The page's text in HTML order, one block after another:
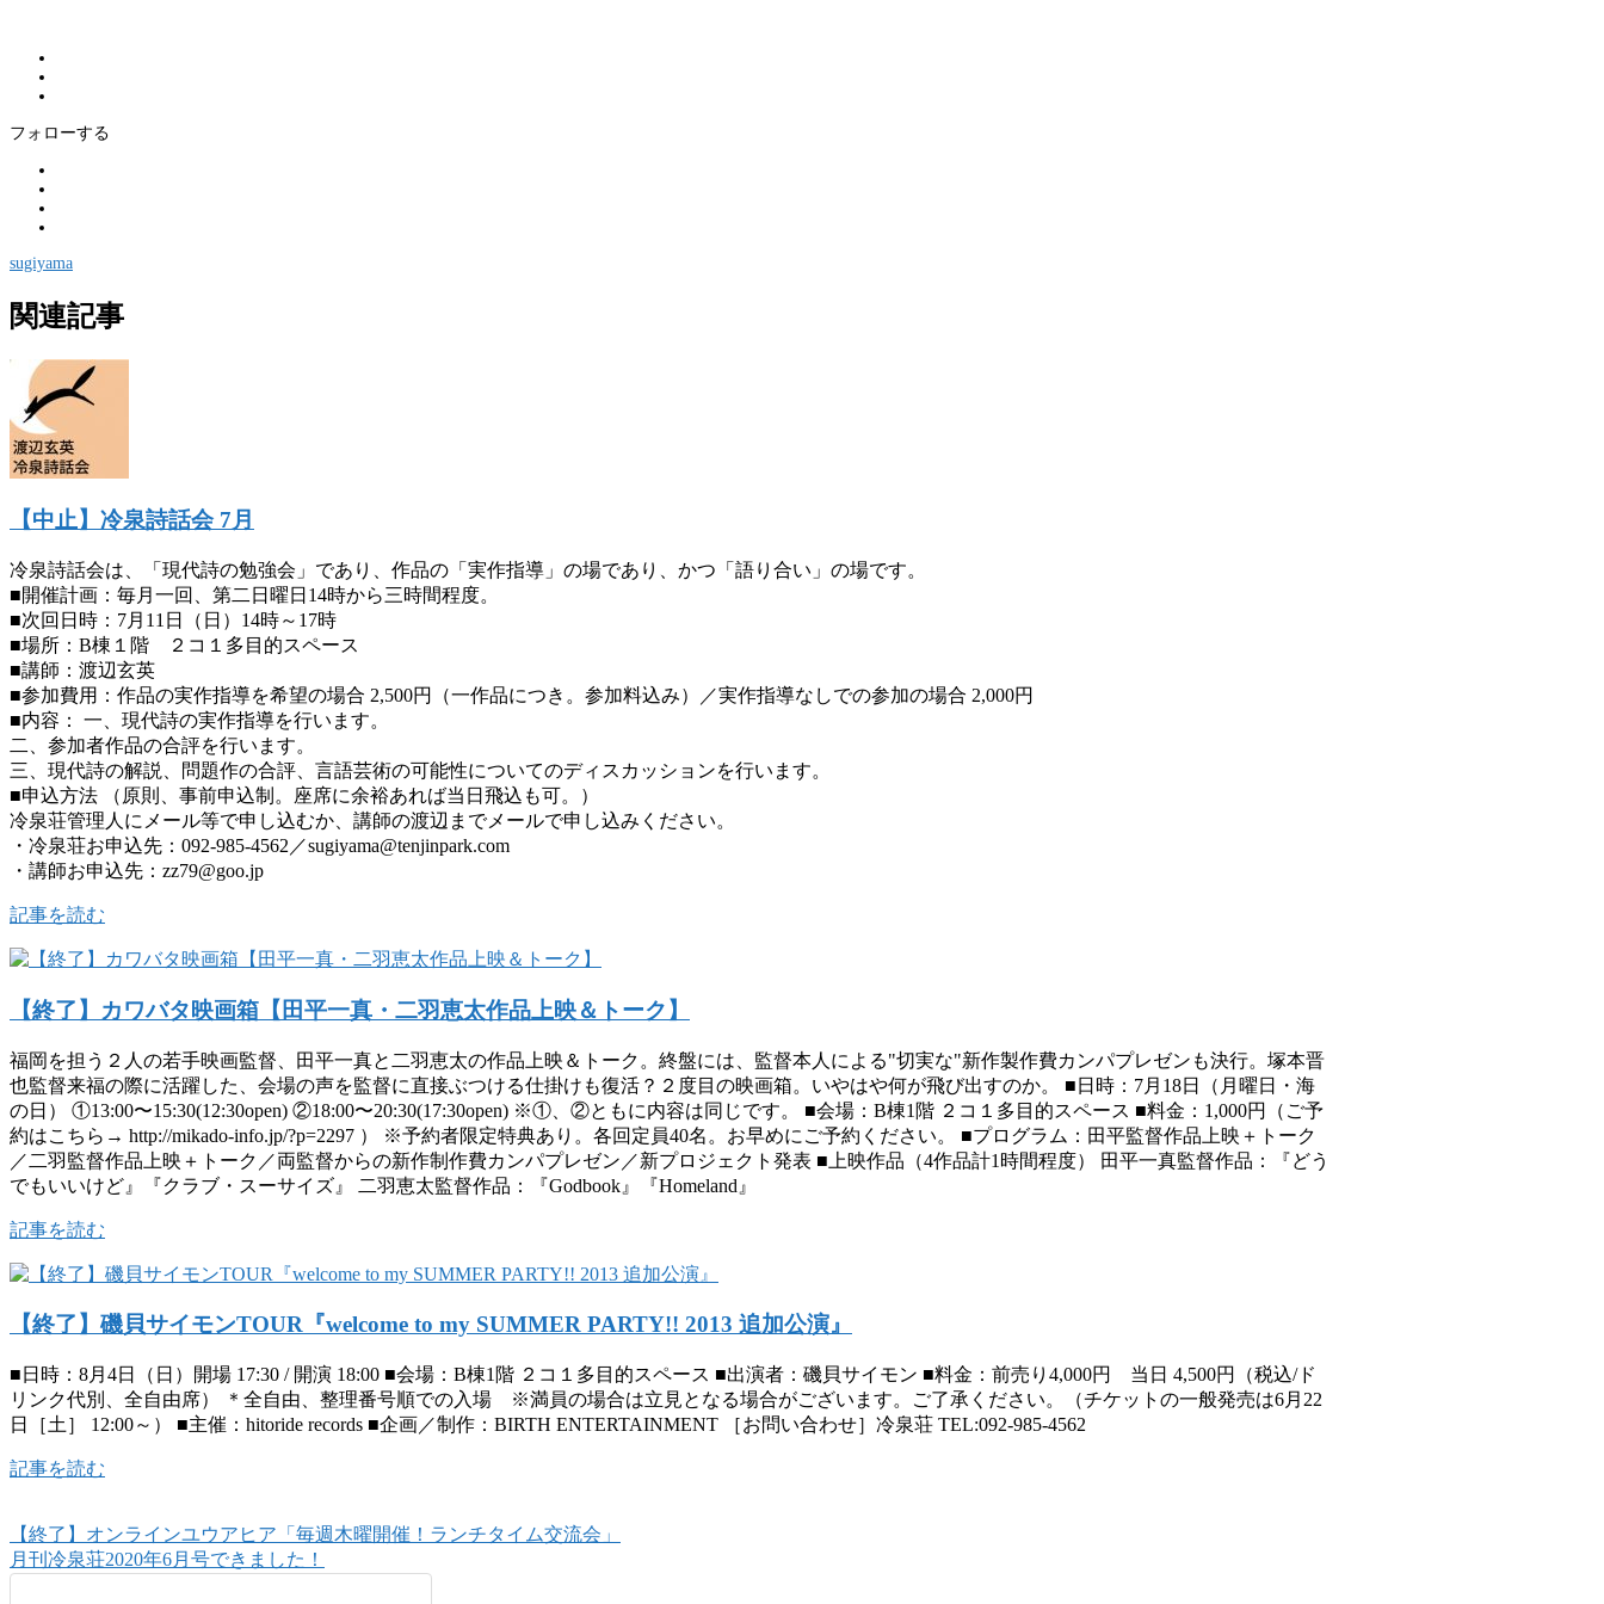
フォローする
sugiyama
関連記事
【中止】冷泉詩話会 7月
冷泉詩話会は、「現代詩の勉強会」であり、作品の「実作指導」の場であり、かつ「語り合い」の場です。
■開催計画：毎月一回、第二日曜日14時から三時間程度。
■次回日時：7月11日（日）14時～17時
■場所：B棟１階 ２コ１多目的スペース
■講師：渡辺玄英
■参加費用：作品の実作指導を希望の場合 2,500円（一作品につき。参加料込み）／実作指導なしでの参加の場合 2,000円
■内容： 一、現代詩の実作指導を行います。
二、参加者作品の合評を行います。
三、現代詩の解説、問題作の合評、言語芸術の可能性についてのディスカッションを行います。
■申込方法 （原則、事前申込制。座席に余裕あれば当日飛込も可。）
冷泉荘管理人にメール等で申し込むか、講師の渡辺までメールで申し込みください。
・冷泉荘お申込先：092-985-4562／sugiyama@tenjinpark.com
・講師お申込先：zz79@goo.jp
記事を読む
【終了】カワバタ映画箱【田平一真・二羽恵太作品上映＆トーク】
福岡を担う２人の若手映画監督、田平一真と二羽恵太の作品上映＆トーク。終盤には、監督本人による"切実な"新作製作費カンパプレゼンも決行。塚本晋
也監督来福の際に活躍した、会場の声を監督に直接ぶつける仕掛けも復活？２度目の映画箱。いやはや何が飛び出すのか。 ■日時：7月18日（月曜日・海
の日） ①13:00〜15:30(12:30open) ②18:00〜20:30(17:30open) ※①、②ともに内容は同じです。 ■会場：B棟1階 ２コ１多目的スペース ■料金：1,000円（ご予
約はこちら→ http://mikado-info.jp/?p=2297 ） ※予約者限定特典あり。各回定員40名。お早めにご予約ください。 ■プログラム：田平監督作品上映＋トーク
／二羽監督作品上映＋トーク／両監督からの新作制作費カンパプレゼン／新プロジェクト発表 ■上映作品（4作品計1時間程度） 田平一真監督作品：『どう
でもいいけど』『クラブ・スーサイズ』 二羽恵太監督作品：『Godbook』『Homeland』
記事を読む
【終了】磯貝サイモンTOUR『welcome to my SUMMER PARTY!! 2013 追加公演』
■日時：8月4日（日）開場 17:30 / 開演 18:00 ■会場：B棟1階 ２コ１多目的スペース ■出演者：磯貝サイモン ■料金：前売り4,000円 当日 4,500円（税込/ド
リンク代別、全自由席） ＊全自由、整理番号順での入場 ※満員の場合は立見となる場合がございます。ご了承ください。（チケットの一般発売は6月22
日［土］ 12:00～） ■主催：hitoride records ■企画／制作：BIRTH ENTERTAINMENT ［お問い合わせ］冷泉荘 TEL:092-985-4562
記事を読む
【終了】オンラインユウアヒア「毎週木曜開催！ランチタイム交流会」
月刊冷泉荘2020年6月号できました！